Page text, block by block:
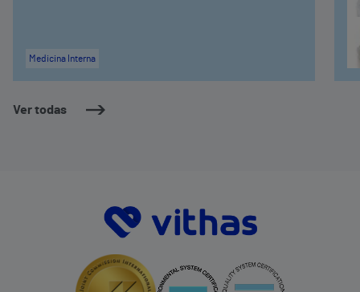
Ver todas
Medicina Interna